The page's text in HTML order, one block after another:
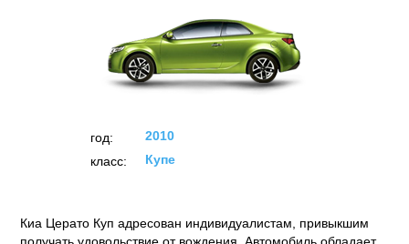
год:
2010
класс:
Купе
Киа Церато Куп адресован индивидуалистам, привыкшим